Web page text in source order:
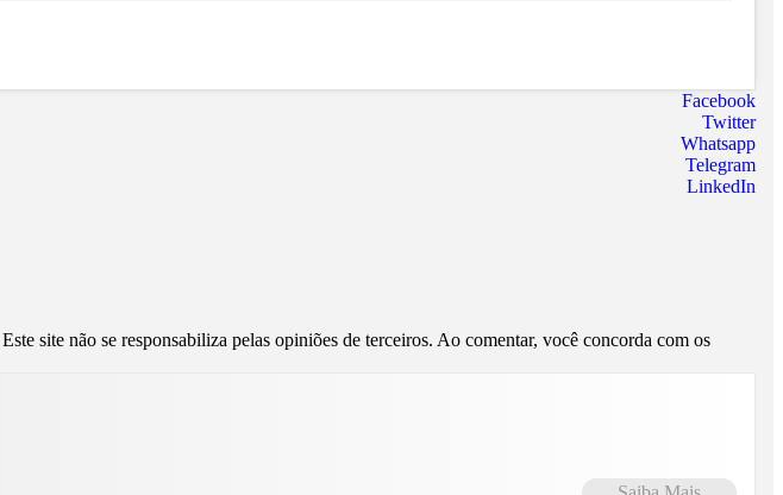
Facebook
Twitter
Whatsapp
Telegram
LinkedIn
site não se responsabiliza pelas opiniões de terceiros. Ao comentar, você concorda com os